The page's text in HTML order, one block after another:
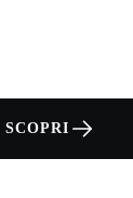
SCOPRI